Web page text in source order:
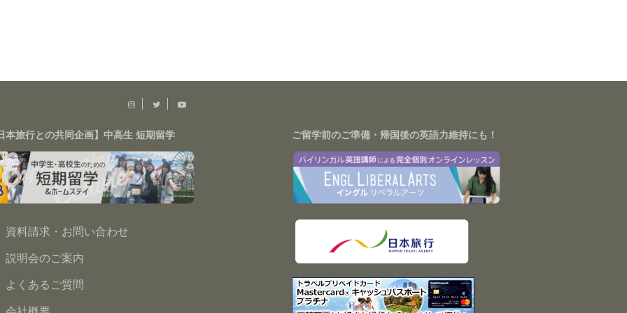
本旅行との共同企画】中高生 短期留学
資料請求・お問い合わせ
説明会のご案内
よくあるご質問
ご留学前のご準備・帰国後の英語力維持にも！